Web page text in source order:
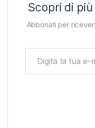
Scopri di
Abbonati per